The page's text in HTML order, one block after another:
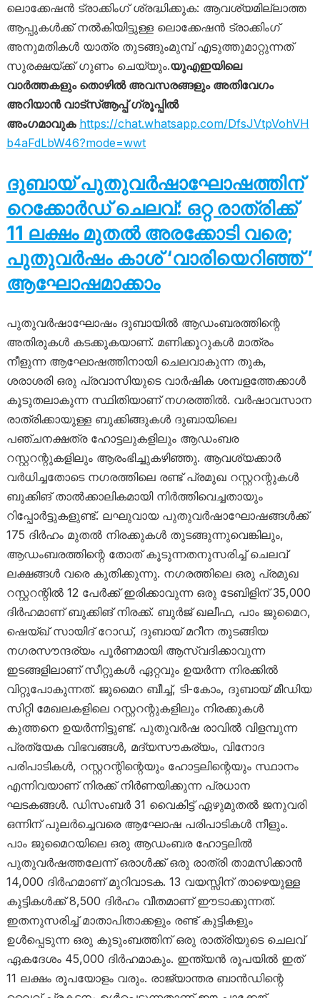
ലൊക്കേഷൻ ട്രാക്കിംഗ് ശ്രദ്ധിക്കുക: ആവശ്യമില്ലാത്ത
ആപ്പുകൾക്ക് നൽകിയിട്ടുള്ള ലൊക്കേഷൻ ട്രാക്കിംഗ്
അനുമതികൾ യാത്ര തുടങ്ങുംമുമ്പ് എടുത്തുമാറ്റുന്നത്
സുരക്ഷയ്ക്ക് ഗുണം ചെയ്യും.യുഎഇയിലെ
വാർത്തകളും തൊഴിൽ അവസരങ്ങളും അതിവേഗം
അറിയാൻ വാട്സ്ആപ്പ് ഗ്രൂപ്പിൽ
അംഗമാവുക https://chat.whatsapp.com/DfsJVtpVohVH
b4aFdLbW46?mode=wwt
ദുബായ് പുതുവർഷാഘോഷത്തിന്
റെക്കോർഡ് ചെലവ്: ഒറ്റ രാത്രിക്ക്
11 ലക്ഷം മുതൽ അരക്കോടി വരെ;
പുതുവർഷം കാശ് ‘വാരിയെറിഞ്ഞ് ’
ആഘോഷമാക്കാം
പുതുവർഷാഘോഷം ദുബായിൽ ആഡംബരത്തിന്റെ
അതിരുകൾ കടക്കുകയാണ്. മണിക്കൂറുകൾ മാത്രം
നീളുന്ന ആഘോഷത്തിനായി ചെലവാകുന്ന തുക,
ശരാശരി ഒരു പ്രവാസിയുടെ വാർഷിക ശമ്പളത്തേക്കാൾ
കൂടുതലാകുന്ന സ്ഥിതിയാണ് നഗരത്തിൽ. വർഷാവസാന
രാത്രിക്കായുള്ള ബുക്കിങ്ങുകൾ ദുബായിലെ
പഞ്ചനക്ഷത്ര ഹോട്ടലുകളിലും ആഡംബര
റസ്റ്ററന്റുകളിലും ആരംഭിച്ചുകഴിഞ്ഞു. ആവശ്യക്കാർ
വർധിച്ചതോടെ നഗരത്തിലെ രണ്ട് പ്രമുഖ റസ്റ്ററന്റുകൾ
ബുക്കിങ് താൽക്കാലികമായി നിർത്തിവെച്ചതായും
റിപ്പോർട്ടുകളുണ്ട്. ലഘുവായ പുതുവർഷാഘോഷങ്ങൾക്ക്
175 ദിർഹം മുതൽ നിരക്കുകൾ തുടങ്ങുന്നുവെങ്കിലും,
ആഡംബരത്തിന്റെ തോത് കൂടുന്നതനുസരിച്ച് ചെലവ്
ലക്ഷങ്ങൾ വരെ കുതിക്കുന്നു. നഗരത്തിലെ ഒരു പ്രമുഖ
റസ്റ്ററന്റിൽ 12 പേർക്ക് ഇരിക്കാവുന്ന ഒരു ടേബിളിന് 35,000
ദിർഹമാണ് ബുക്കിങ് നിരക്ക്. ബുർജ് ഖലീഫ, പാം ജുമൈറ,
ഷെയ്ഖ് സായിദ് റോഡ്, ദുബായ് മറീന തുടങ്ങിയ
നഗരസൗന്ദര്യം പൂർണമായി ആസ്വദിക്കാവുന്ന
ഇടങ്ങളിലാണ് സീറ്റുകൾ ഏറ്റവും ഉയർന്ന നിരക്കിൽ
വിറ്റുപോകുന്നത്. ജുമൈറ ബീച്ച്, ടി-കോം, ദുബായ് മീഡിയ
സിറ്റി മേഖലകളിലെ റസ്റ്ററന്റുകളിലും നിരക്കുകൾ
കുത്തനെ ഉയർന്നിട്ടുണ്ട്. പുതുവർഷ രാവിൽ വിളമ്പുന്ന
പ്രത്യേക വിഭവങ്ങൾ, മദ്യസൗകര്യം, വിനോദ
പരിപാടികൾ, റസ്റ്ററന്റിന്റെയും ഹോട്ടലിന്റെയും സ്ഥാനം
എന്നിവയാണ് നിരക്ക് നിർണയിക്കുന്ന പ്രധാന
ഘടകങ്ങൾ. ഡിസംബർ 31 വൈകിട്ട് ഏഴുമുതൽ ജനുവരി
ഒന്നിന് പുലർച്ചെവരെ ആഘോഷ പരിപാടികൾ നീളും.
പാം ജുമൈറയിലെ ഒരു ആഡംബര ഹോട്ടലിൽ
പുതുവർഷത്തലേന്ന് ഒരാൾക്ക് ഒരു രാത്രി താമസിക്കാൻ
14,000 ദിർഹമാണ് മുറിവാടക. 13 വയസ്സിന് താഴെയുള്ള
കുട്ടികൾക്ക് 8,500 ദിർഹം വീതമാണ് ഈടാക്കുന്നത്.
ഇതനുസരിച്ച് മാതാപിതാക്കളും രണ്ട് കുട്ടികളും
ഉൾപ്പെടുന്ന ഒരു കുടുംബത്തിന് ഒരു രാത്രിയുടെ ചെലവ്
ഏകദേശം 45,000 ദിർഹമാകും. ഇന്ത്യൻ രൂപയിൽ ഇത്
11 ലക്ഷം രൂപയോളം വരും. രാജ്യാന്തര ബാൻഡിന്റെ